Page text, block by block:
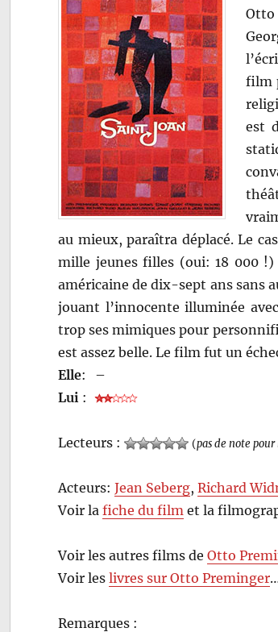
Otto
film
est
au mieux, paraîtra déplacé. Le
mille jeunes filles (oui: 18 000 !)
américaine de dix-sept ans sans
jouant l’innocente illuminée
trop ses mimiques pour
est assez belle. Le film fut un
Elle:
–
Lui :
Lecteurs : (pas de note
Acteurs:Jean Seberg,Richard
Voir lafiche du film et la
Voir les autres films deOtto
Voir leslivres sur Otto Preminger
Remarques :